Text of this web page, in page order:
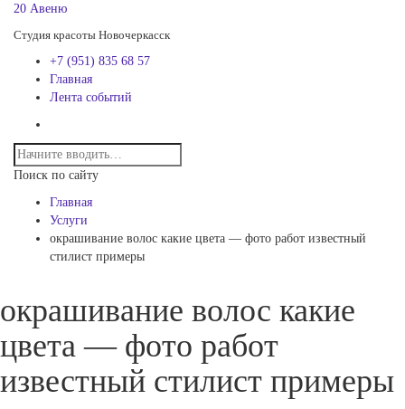
20 Авеню
Студия красоты Новочеркасск
+7 (951) 835 68 57
Главная
Лента событий
Поиск по сайту
Главная
Услуги
окрашивание волос какие цвета — фото работ известный
стилист примеры
окрашивание волос какие
цвета — фото работ
известный стилист примеры